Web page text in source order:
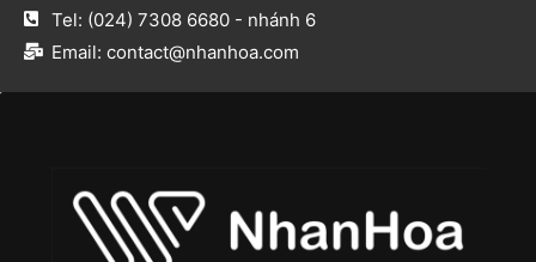
Tel: (024) 7308 6680 - nhánh 6​
Email: contact@nhanhoa.com​